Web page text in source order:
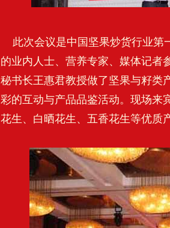
此次会议是中国坚果炒货行业第
的业内人士、营养专家、媒体记者
秘书长王惠君教授做了坚果与籽类
彩的互动与产品品鉴活动。现场来
花生、白晒花生、五香花生等优质